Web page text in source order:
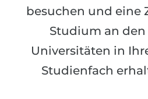
BERUFSORIENTIERUNG
Holland-Test
Interessenkarte-Test
RIASEC-Test
Anderes Fach
BEWERBEN AUS …
Russland
Ukraine
besuchen und eine
Studium an
Universitäten in
Studienfach